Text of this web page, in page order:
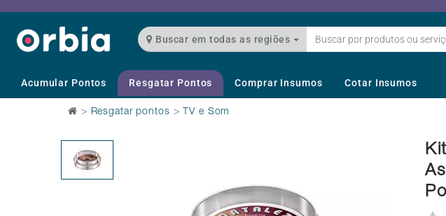
Buscar em todas as regiões
Acumular Pontos Resgatar Pontos Comprar Insumos Cotar Insumos
> Resgatar pontos > TV e Som